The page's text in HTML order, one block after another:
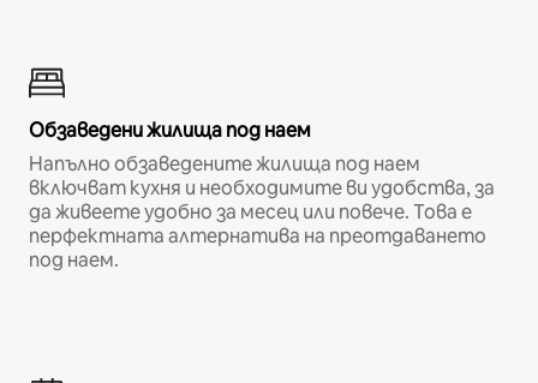
Обзаведени жилища под наем
Напълно обзаведените жилища под наем
включват кухня и необходимите ви удобства, за
да живеете удобно за месец или повече. Това е
перфектната алтернатива на преотдаването
под наем.